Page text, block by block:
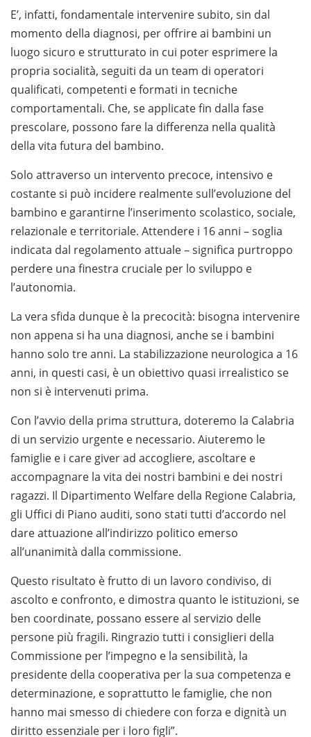
E’, infatti, fondamentale intervenire subito, sin dal
momento della diagnosi, per offrire ai bambini un
luogo sicuro e strutturato in cui poter esprimere la
propria socialità, seguiti da un team di operatori
qualificati, competenti e formati in tecniche
comportamentali. Che, se applicate fin dalla fase
prescolare, possono fare la differenza nella qualità
della vita futura del bambino.
Solo attraverso un intervento precoce, intensivo e
costante si può incidere realmente sull’evoluzione del
bambino e garantirne l’inserimento scolastico, sociale,
relazionale e territoriale. Attendere i 16 anni – soglia
indicata dal regolamento attuale – significa purtroppo
perdere una finestra cruciale per lo sviluppo e
l’autonomia.
La vera sfida dunque è la precocità: bisogna intervenire
non appena si ha una diagnosi, anche se i bambini
hanno solo tre anni. La stabilizzazione neurologica a 16
anni, in questi casi, è un obiettivo quasi irrealistico se
non si è intervenuti prima.
Con l’avvio della prima struttura, doteremo la Calabria
di un servizio urgente e necessario. Aiuteremo le
famiglie e i care giver ad accogliere, ascoltare e
accompagnare la vita dei nostri bambini e dei nostri
ragazzi. Il Dipartimento Welfare della Regione Calabria,
gli Uffici di Piano auditi, sono stati tutti d’accordo nel
dare attuazione all’indirizzo politico emerso
all’unanimità dalla commissione.
Questo risultato è frutto di un lavoro condiviso, di
ascolto e confronto, e dimostra quanto le istituzioni, se
ben coordinate, possano essere al servizio delle
persone più fragili. Ringrazio tutti i consiglieri della
Commissione per l’impegno e la sensibilità, la
presidente della cooperativa per la sua competenza e
determinazione, e soprattutto le famiglie, che non
hanno mai smesso di chiedere con forza e dignità un
diritto essenziale per i loro figli”.